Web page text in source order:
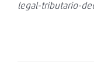
legal-tributario-